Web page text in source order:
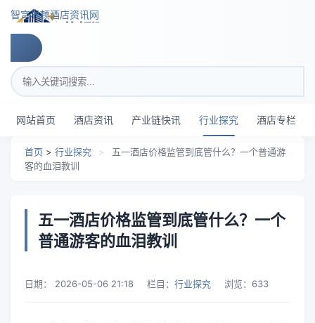
跳转到主要内容
智穹界顿酒店资讯网
搜索关键词
网站首页 酒店资讯 产业链快讯 行业探究 酒店专栏
首页 > 行业探究 >
五一酒店价格监管到底管什么？一个普通游
客的血泪教训
五一酒店价格监管到底管什么？一个
普通游客的血泪教训
日期： 2026-05-06 21:18 栏目： 行业探究 浏览： 633